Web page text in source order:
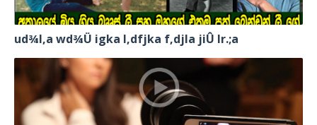
ud¾I,a wd¾Ü igka l,dfjka f,djla jiÛ lr.;a